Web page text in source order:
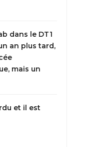
dans le DT1
an plus tard,
mais un
et il est